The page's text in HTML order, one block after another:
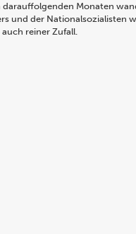
darauffolgenden Monaten
und der Nationalsozialisten
reiner Zufall.